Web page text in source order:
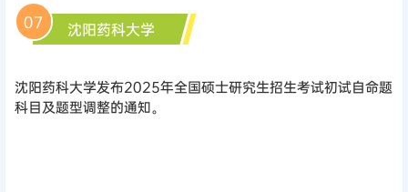
07 沈阳药科大学
沈阳药科大学发布2025年全国硕士研究生招生考试初试自命题
科目及题型调整的通知。